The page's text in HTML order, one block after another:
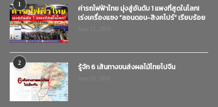
1
ค่ารถไฟฟ้าไทย มุ่งสู่อันดับ 1 แพงที่สุดในโลก!
เร่งเครื่องแซง “ลอนดอน-สิงคโปร์” เรียบร้อย
2 รู้จัก 6 เส้นทางขนส่งผลไม้ไทยไปจีน